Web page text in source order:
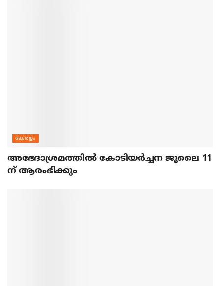
കേരളം
അഭേദാശ്രമത്തില്‍ കോടിയര്‍ച്ചന ജൂലൈ 11
ന് ആരംഭിക്കും